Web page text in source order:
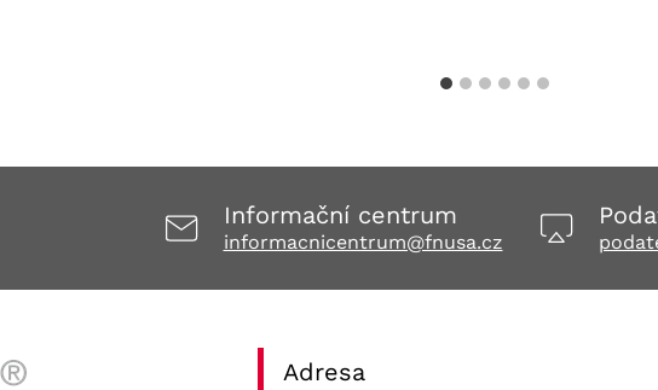
Informační centrum
informacnicentrum@fnusa.cz
Adresa